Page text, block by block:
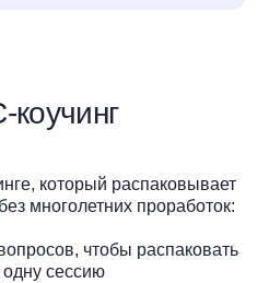
коучинг
который распаковывает
многолетних проработок:
чтобы распаковать
одну сессию